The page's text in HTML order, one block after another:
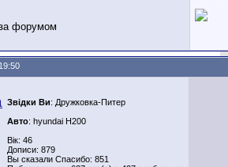
Звідки Ви: Дружковка-Питер
Авто: hyundai H200
Вік: 46
Дописи: 879
Вы сказали Спасибо: 851